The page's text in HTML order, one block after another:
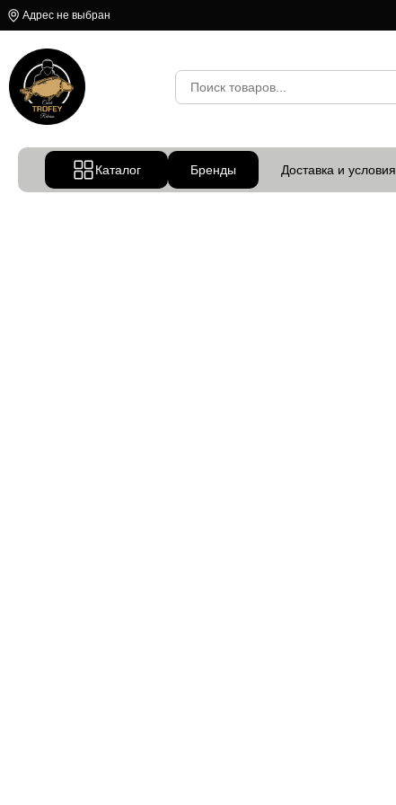
Адрес не выбран
Каталог Бренды Доставка и условия